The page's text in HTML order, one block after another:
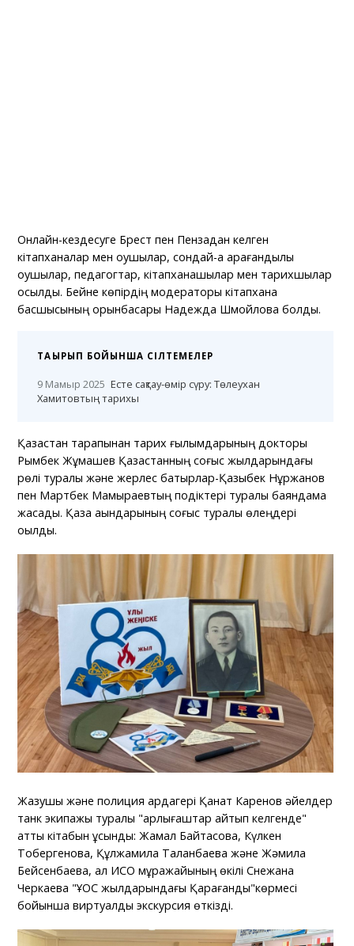
Онлайн-кездесуге Брест пен Пензадан келген
кітапханалар мен оқушылар, сондай-ақ қарағандылық
оқушылар, педагогтар, кітапханашылар мен тарихшылар
қосылды. Бейне көпірдің модераторы кітапхана
басшысының орынбасары Надежда Шмойлова болды.
ТАҚЫРЫП БОЙЫНША СІЛТЕМЕЛЕР
9 Мамыр 2025 Есте сақтау-өмір сүру: Төлеухан
Хамитовтың тарихы
Қазақстан тарапынан тарих ғылымдарының докторы
Рымбек Жұмашев Қазақстанның соғыс жылдарындағы
рөлі туралы және жерлес батырлар-Қазыбек Нұржанов
пен Мартбек Мамыраевтың подіктері туралы баяндама
жасады. Қазақ ақындарының соғыс туралы өлеңдері
оқылды.
Жазушы және полиция ардагері Қанат Каренов әйелдер
танк экипажы туралы "қарлығаштар қайтып келгенде"
атты кітабын ұсынды: Жамал Байтасова, Күлкен
Тоқбергенова, Құлжамила Талқанбаева және Жәмила
Бейсенбаева, ал ИСО мұражайының өкілі Снежана
Черкаева "ҰОС жылдарындағы Қарағанды"көрмесі
бойынша виртуалды экскурсия өткізді.